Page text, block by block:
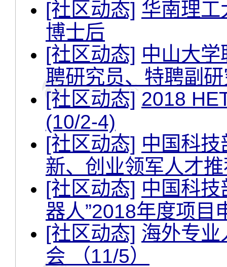
[社区动态] 华南理
博士后
[社区动态] 中山大
聘研究员、特聘副
[社区动态] 2018
(10/2-4)
[社区动态] 中国科技
新、创业领军人才
[社区动态] 中国科技
器人”2018年度项目
[社区动态] 海外专业
会 （11/5）